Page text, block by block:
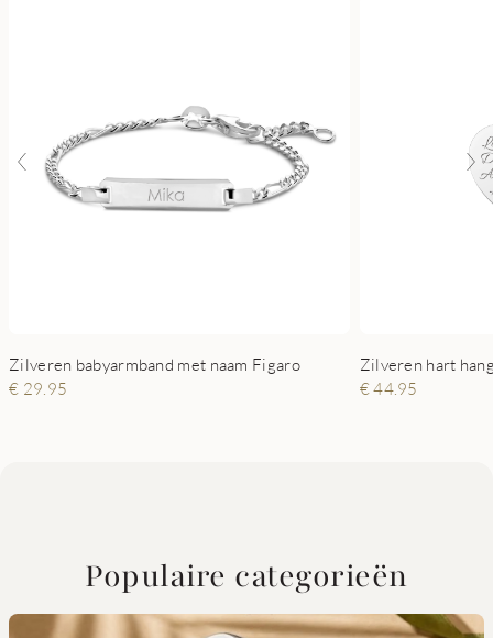
Zilveren babyarmband met naam Figaro
€ 29.95
€ 44.95
Populaire categorieën